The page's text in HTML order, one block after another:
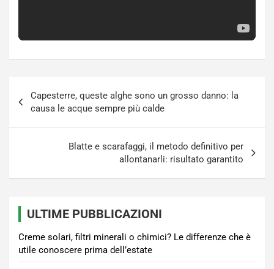
articoli
Capesterre, queste alghe sono un grosso danno: la
causa le acque sempre più calde
Blatte e scarafaggi, il metodo definitivo per
allontanarli: risultato garantito
ULTIME PUBBLICAZIONI
Creme solari, filtri minerali o chimici? Le differenze che è
utile conoscere prima dell’estate